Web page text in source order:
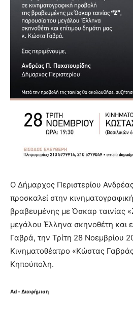
Ο Δήμαρχος Περιστερίου
προσκαλεί στην
βραβευμένης με Όσκαρ ταινίας
μεγάλου Έλληνα σκηνοθέτη και
Γαβρά, την Τρίτη 28 Νοεμβρίου
Κινηματοθέατρο «Κώστας
Κηπούπολη.
Ad - Διαφήμιση